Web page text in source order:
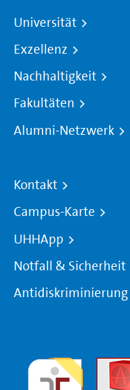
Universität
Exzellenz
Nachhaltigkeit
Fakultäten
Alumni-Netzwerk
Kontakt
Campus-Karte
UHHApp
Notfall & Sicherheit
Antidiskriminierung